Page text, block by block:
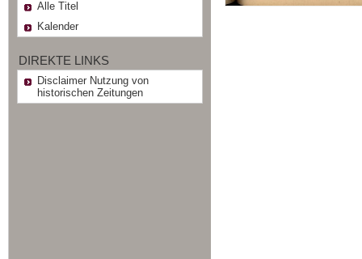
Alle Titel
Kalender
DIREKTE LINKS
Disclaimer Nutzung von
historischen Zeitungen